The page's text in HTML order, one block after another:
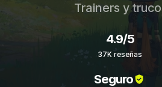
Trainers y
4.9/5
37K reseñas
Seguro